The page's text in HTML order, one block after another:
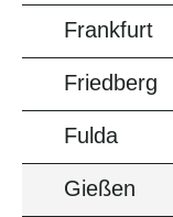
Frankfurt
Friedberg
Fulda
Gießen